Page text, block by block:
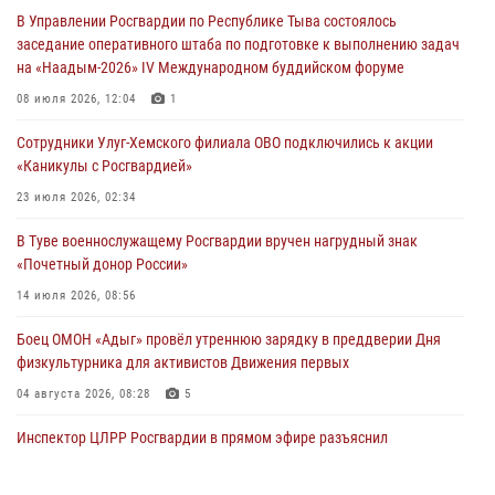
29 июля 2026, 09:41
26 сигналов «Тревога» с автотранспортов отработали экипажи
задержаний Росгвардии в Туве с начала года
В Туве офицер Росгвардии подвела итоги юбилейного личного
забега
В Управлении Росгвардии по Республике Тыва состоялось
заседание оперативного штаба по подготовке к выполнению задач
на «Наадым-2026» IV Международном буддийском форуме
08 июля 2026, 12:04 1
Сотрудники Улуг-Хемского филиала ОВО подключились к акции
«Каникулы с Росгвардией»
23 июля 2026, 02:34
В Туве военнослужащему Росгвардии вручен нагрудный знак
«Почетный донор России»
14 июля 2026, 08:56
Боец ОМОН «Адыг» провёл утреннюю зарядку в преддверии Дня
физкультурника для активистов Движения первых
04 августа 2026, 08:28 5
Инспектор ЦЛРР Росгвардии в прямом эфире разъяснил